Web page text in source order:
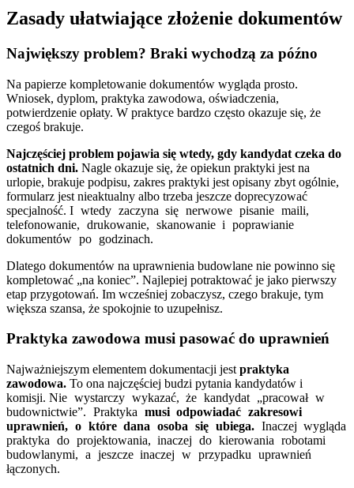
Zasady ułatwiające złożenie dokumentów
Największy problem? Braki wychodzą za późno
Na papierze kompletowanie dokumentów wygląda prosto.
Wniosek, dyplom, praktyka zawodowa, oświadczenia,
potwierdzenie opłaty. W praktyce bardzo często okazuje się, że
czegoś brakuje.
Najczęściej problem pojawia się wtedy, gdy kandydat czeka do
ostatnich dni. Nagle okazuje się, że opiekun praktyki jest na
urlopie, brakuje podpisu, zakres praktyki jest opisany zbyt ogólnie,
formularz jest nieaktualny albo trzeba jeszcze doprecyzować
specjalność. I wtedy zaczyna się nerwowe pisanie maili,
telefonowanie, drukowanie, skanowanie i poprawianie
dokumentów po godzinach.
Dlatego dokumentów na uprawnienia budowlane nie powinno się
kompletować „na koniec”. Najlepiej potraktować je jako pierwszy
etap przygotowań. Im wcześniej zobaczysz, czego brakuje, tym
większa szansa, że spokojnie to uzupełnisz.
Praktyka zawodowa musi pasować do uprawnień
Najważniejszym elementem dokumentacji jest praktyka
zawodowa. To ona najczęściej budzi pytania kandydatów i
komisji. Nie wystarczy wykazać, że kandydat „pracował w
budownictwie”. Praktyka musi odpowiadać zakresowi
uprawnień, o które dana osoba się ubiega.Inaczej wygląda
praktyka do projektowania, inaczej do kierowania robotami
budowlanymi, a jeszcze inaczej w przypadku uprawnień
łączonych.